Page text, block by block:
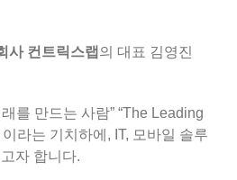
사 컨트릭스랩 의 대표 김영진
를 만드는 사람” “The Leading
라는 기치하에, IT, 모바일 솔루
자 합니다.